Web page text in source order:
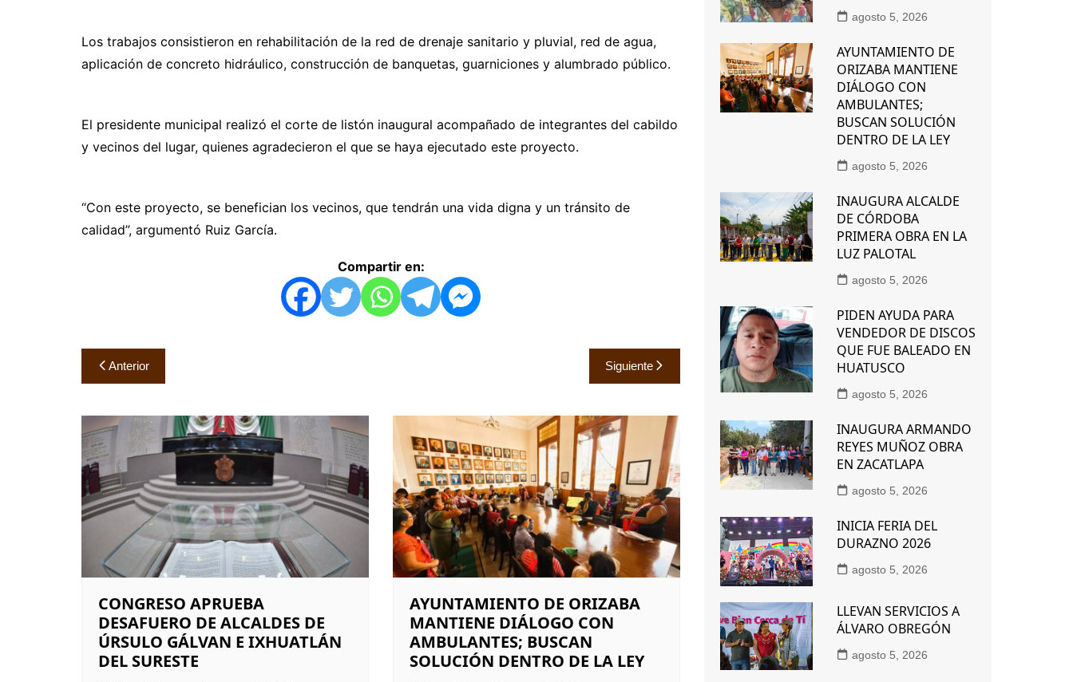
Los trabajos consistieron en rehabilitación de la red de drenaje sanitario y pluvial, red de agua,
aplicación de concreto hidráulico, construcción de banquetas, guarniciones y alumbrado público.
El presidente municipal realizó el corte de listón inaugural acompañado de integrantes del cabildo
y vecinos del lugar, quienes agradecieron el que se haya ejecutado este proyecto.
“Con este proyecto, se benefician los vecinos, que tendrán una vida digna y un tránsito de
calidad”, argumentó Ruiz García.
Compartir en:
Navegación
de
entradas
Anterior Siguiente
CONGRESO APRUEBA
DESAFUERO DE ALCALDES DE
ÚRSULO GÁLVAN E IXHUATLÁN
DEL SURESTE
AYUNTAMIENTO DE ORIZABA
MANTIENE DIÁLOGO CON
AMBULANTES; BUSCAN
SOLUCIÓN DENTRO DE LA LEY
agosto 5, 2026
AYUNTAMIENTO DE
ORIZABA MANTIENE
DIÁLOGO CON
AMBULANTES;
BUSCAN SOLUCIÓN
DENTRO DE LA LEY
agosto 5, 2026
INAUGURA ALCALDE
DE CÓRDOBA
PRIMERA OBRA EN LA
LUZ PALOTAL
agosto 5, 2026
PIDEN AYUDA PARA
VENDEDOR DE DISCOS
QUE FUE BALEADO EN
HUATUSCO
agosto 5, 2026
INAUGURA ARMANDO
REYES MUÑOZ OBRA
EN ZACATLAPA
agosto 5, 2026
INICIA FERIA DEL
DURAZNO 2026
agosto 5, 2026
LLEVAN SERVICIOS A
ÁLVARO OBREGÓN
agosto 5, 2026